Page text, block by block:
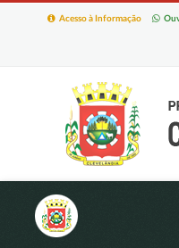
Acesso à Informação